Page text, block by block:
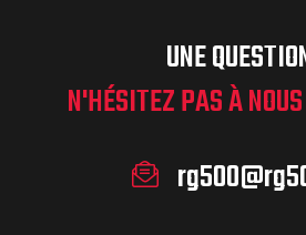
UNE
N'HÉSITEZ PAS À